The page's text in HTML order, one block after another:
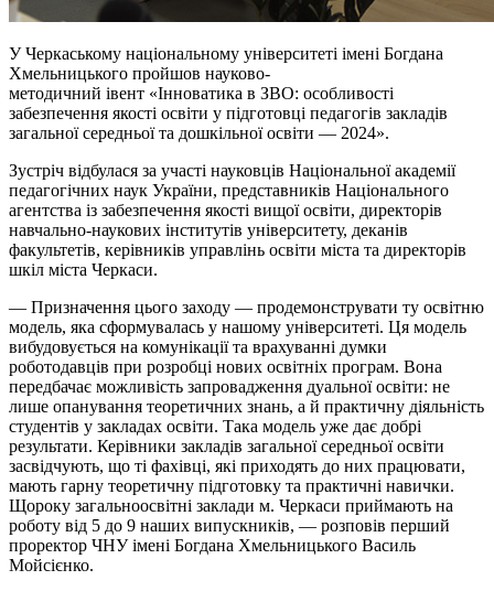
У Черкаському національному університеті імені Богдана
Хмельницького пройшов науково-
методичний івент «Інноватика в ЗВО: особливості
забезпечення якості освіти у підготовці педагогів закладів
загальної середньої та дошкільної освіти — 2024».
Зустріч відбулася за участі науковців Національної академії
педагогічних наук України, представників Національного
агентства із забезпечення якості вищої освіти, директорів
навчально-наукових інститутів університету, деканів
факультетів, керівників управлінь освіти міста та директорів
шкіл міста Черкаси.
— Призначення цього заходу — продемонструвати ту освітню
модель, яка сформувалась у нашому університеті. Ця модель
вибудовується на комунікації та врахуванні думки
роботодавців при розробці нових освітніх програм. Вона
передбачає можливість запровадження дуальної освіти: не
лише опанування теоретичних знань, а й практичну діяльність
студентів у закладах освіти. Така модель уже дає добрі
результати. Керівники закладів загальної середньої освіти
засвідчують, що ті фахівці, які приходять до них працювати,
мають гарну теоретичну підготовку та практичні навички.
Щороку загальноосвітні заклади м. Черкаси приймають на
роботу від 5 до 9 наших випускників, — розповів перший
проректор ЧНУ імені Богдана Хмельницького Василь
Мойсієнко.